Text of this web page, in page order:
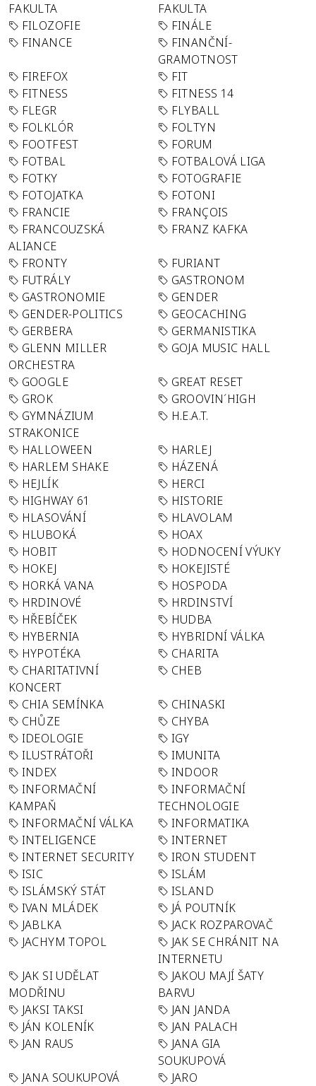
FAKULTA
FAKULTA
FILOZOFIE
FINÁLE
FINANCE
FINANČNÍ-
GRAMOTNOST
FIREFOX
FIT
FITNESS
FITNESS 14
FLEGR
FLYBALL
FOLKLÓR
FOLTYN
FOOTFEST
FORUM
FOTBAL
FOTBALOVÁ LIGA
FOTKY
FOTOGRAFIE
FOTOJATKA
FOTONI
FRANCIE
FRANÇOIS
FRANCOUZSKÁ
ALIANCE
FRANZ KAFKA
FRONTY
FURIANT
FUTRÁLY
GASTRONOM
GASTRONOMIE
GENDER
GENDER-POLITICS
GEOCACHING
GERBERA
GERMANISTIKA
GLENN MILLER
ORCHESTRA
GOJA MUSIC HALL
GOOGLE
GREAT RESET
GROK
GROOVIN´HIGH
GYMNÁZIUM
STRAKONICE
H.E.A.T.
HALLOWEEN
HARLEJ
HARLEM SHAKE
HÁZENÁ
HEJLÍK
HERCI
HIGHWAY 61
HISTORIE
HLASOVÁNÍ
HLAVOLAM
HLUBOKÁ
HOAX
HOBIT
HODNOCENÍ VÝUKY
HOKEJ
HOKEJISTÉ
HORKÁ VANA
HOSPODA
HRDINOVÉ
HRDINSTVÍ
HŘEBÍČEK
HUDBA
HYBERNIA
HYBRIDNÍ VÁLKA
HYPOTÉKA
CHARITA
CHARITATIVNÍ
KONCERT
CHEB
CHIA SEMÍNKA
CHINASKI
CHŮZE
CHYBA
IDEOLOGIE
IGY
ILUSTRÁTOŘI
IMUNITA
INDEX
INDOOR
INFORMAČNÍ
KAMPAŇ
INFORMAČNÍ
TECHNOLOGIE
INFORMAČNÍ VÁLKA
INFORMATIKA
INTELIGENCE
INTERNET
INTERNET SECURITY
IRON STUDENT
ISIC
ISLÁM
ISLÁMSKÝ STÁT
ISLAND
IVAN MLÁDEK
JÁ POUTNÍK
JABLKA
JACK ROZPAROVAČ
JACHYM TOPOL
JAK SE CHRÁNIT NA
INTERNETU
JAK SI UDĚLAT
MODŘINU
JAKOU MAJÍ ŠATY
BARVU
JAKSI TAKSI
JAN JANDA
JÁN KOLENÍK
JAN PALACH
JAN RAUS
JANA GIA
SOUKUPOVÁ
JANA SOUKUPOVÁ
JARO